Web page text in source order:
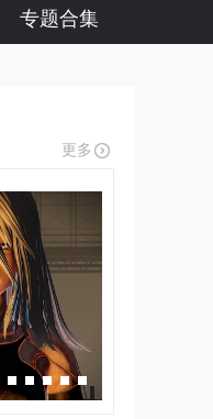
专题合集
更多